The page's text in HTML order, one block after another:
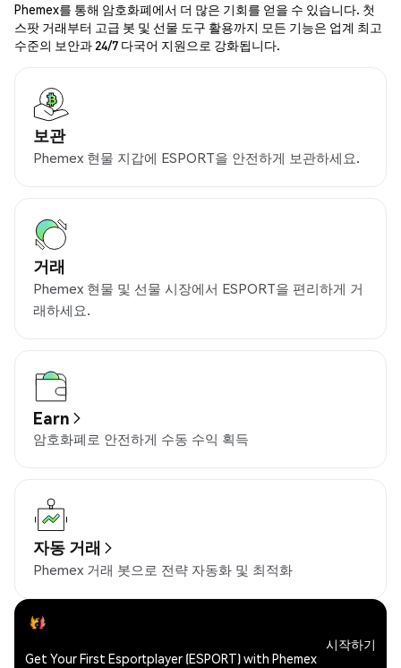
Phemex를 통해 암호화폐에서 더 많은 기회를 얻을 수 있습니다. 첫
스팟 거래부터 고급 봇 및 선물 도구 활용까지 모든 기능은 업계 최고
수준의 보안과 24/7 다국어 지원으로 강화됩니다.
보관
Phemex 현물 지갑에 ESPORT을 안전하게 보관하세요.
거래
Phemex 현물 및 선물 시장에서 ESPORT을 편리하게 거
래하세요.
Earn
암호화폐로 안전하게 수동 수익 획득
자동 거래
Phemex 거래 봇으로 전략 자동화 및 최적화
Get Your First Esportplayer (ESPORT) with Phemex
시작하기